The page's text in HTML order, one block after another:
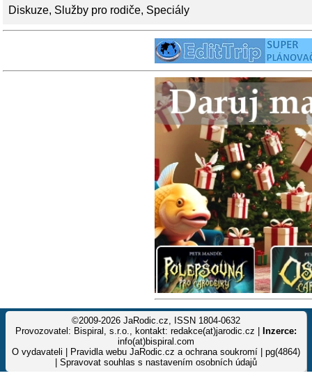
Diskuze, Služby pro rodiče, Speciály
©2009-2026 JaRodic.cz, ISSN 1804-0632
Provozovatel: Bispiral, s.r.o., kontakt: redakce(at)jarodic.cz |
Inzerce:
info(at)bispiral.com
O vydavateli
Pravidla webu JaRodic.cz a ochrana soukromí | pg(4864)
Spravovat souhlas s nastavením osobních údajů